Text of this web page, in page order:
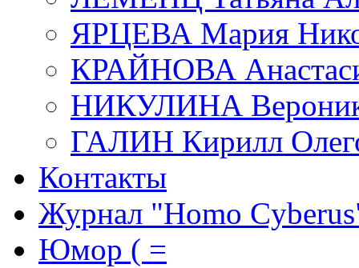
ЯРЦЕВА Мария
КРАЙНОВА
НИКУЛИНА
ГАЛИН Кирилл
Контакты
Журнал "Homo
Юмор ( =